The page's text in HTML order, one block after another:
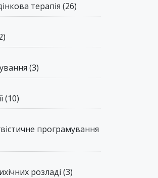
терапія (26)
(3)
(10)
програмування
розладі (3)